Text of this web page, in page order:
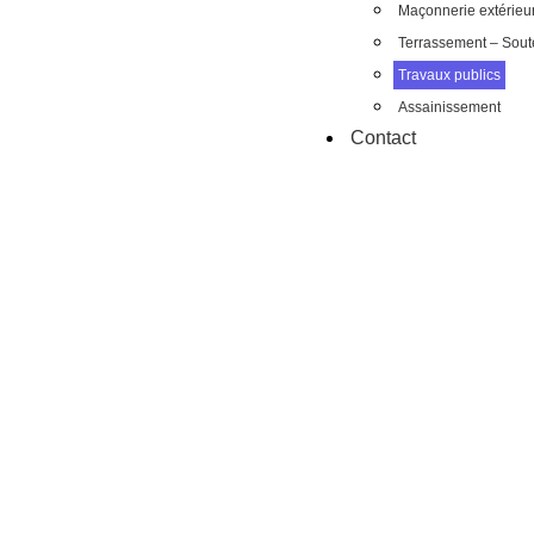
Maçonnerie
Terrassement –
Travaux publics
Assainissement
Contact